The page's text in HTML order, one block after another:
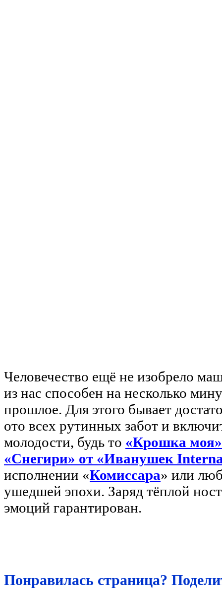
Человечество ещё не изобрело
из нас способен на несколько
прошлое. Для этого бывает
ото всех рутинных забот и
молодости, будь то «Крошка моя»
«Снегири» от «Иванушек
исполнении «Комиссара» или
ушедшей эпохи. Заряд тёплой
эмоций гарантирован.
Понравилась страница?